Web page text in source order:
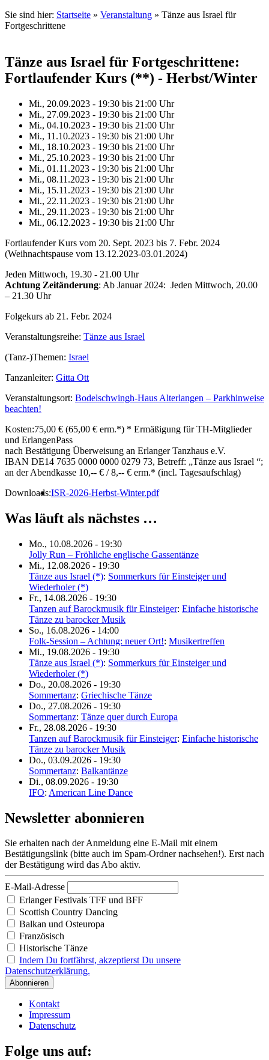
Sie sind hier: Startseite » Veranstaltung » Tänze aus Israel für
Fortgeschrittene
Tänze aus Israel für Fortgeschrittene:
Fortlaufender Kurs (**) - Herbst/Winter
Mi., 20.09.2023 - 19:30 bis 21:00 Uhr
Mi., 27.09.2023 - 19:30 bis 21:00 Uhr
Mi., 04.10.2023 - 19:30 bis 21:00 Uhr
Mi., 11.10.2023 - 19:30 bis 21:00 Uhr
Mi., 18.10.2023 - 19:30 bis 21:00 Uhr
Mi., 25.10.2023 - 19:30 bis 21:00 Uhr
Mi., 01.11.2023 - 19:30 bis 21:00 Uhr
Mi., 08.11.2023 - 19:30 bis 21:00 Uhr
Mi., 15.11.2023 - 19:30 bis 21:00 Uhr
Mi., 22.11.2023 - 19:30 bis 21:00 Uhr
Mi., 29.11.2023 - 19:30 bis 21:00 Uhr
Mi., 06.12.2023 - 19:30 bis 21:00 Uhr
Fortlaufender Kurs vom 20. Sept. 2023 bis 7. Febr. 2024
(Weihnachtspause vom 13.12.2023-03.01.2024)
Jeden Mittwoch, 19.30 - 21.00 Uhr
Achtung Zeitänderung: Ab Januar 2024: Jeden Mittwoch, 20.00
– 21.30 Uhr
Folgekurs ab 21. Febr. 2024
Veranstaltungsreihe: Tänze aus Israel
(Tanz-)Themen: Israel
Tanzanleiter: Gitta Ott
Veranstaltungsort: Bodelschwingh-Haus Alterlangen – Parkhinweise
beachten!
Kosten:75,00 € (65,00 € erm.*) * Ermäßigung für TH-Mitglieder
und ErlangenPass
nach Bestätigung Überweisung an Erlanger Tanzhaus e.V.
IBAN DE14 7635 0000 0000 0279 73, Betreff: „Tänze aus Israel “;
an der Abendkasse 10,-- € / 8,-- € erm.* (incl. Tagesaufschlag)
Downloads:ISR-2026-Herbst-Winter.pdf
Was läuft als nächstes …
Mo., 10.08.2026 - 19:30
Jolly Run – Fröhliche englische Gassentänze
Mi., 12.08.2026 - 19:30
Tänze aus Israel (*): Sommerkurs für Einsteiger und
Wiederholer (*)
Fr., 14.08.2026 - 19:30
Tanzen auf Barockmusik für Einsteiger: Einfache historische
Tänze zu barocker Musik
So., 16.08.2026 - 14:00
Folk-Session – Achtung: neuer Ort!: Musikertreffen
Mi., 19.08.2026 - 19:30
Tänze aus Israel (*): Sommerkurs für Einsteiger und
Wiederholer (*)
Do., 20.08.2026 - 19:30
Sommertanz: Griechische Tänze
Do., 27.08.2026 - 19:30
Sommertanz: Tänze quer durch Europa
Fr., 28.08.2026 - 19:30
Tanzen auf Barockmusik für Einsteiger: Einfache historische
Tänze zu barocker Musik
Do., 03.09.2026 - 19:30
Sommertanz: Balkantänze
Di., 08.09.2026 - 19:30
IFO: American Line Dance
Newsletter abonnieren
Sie erhalten nach der Anmeldung eine E-Mail mit einem
Bestätigungslink (bitte auch im Spam-Ordner nachsehen!). Erst nach
der Bestätigung wird das Abo aktiv.
E-Mail-Adresse
Erlanger Festivals TFF und BFF
Scottish Country Dancing
Balkan und Osteuropa
Französisch
Historische Tänze
Indem Du fortfährst, akzeptierst Du unsere
Datenschutzerklärung.
Kontakt
Impressum
Datenschutz
Folge uns auf: